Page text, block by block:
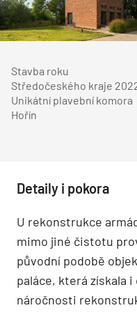
Stavba roku
Středočeského kraje
Unikátní plavební komora
Hořín
Detaily i pokora
U rekonstrukce
mimo jiné čistotu
původní podobě
paláce, která získala
náročnosti